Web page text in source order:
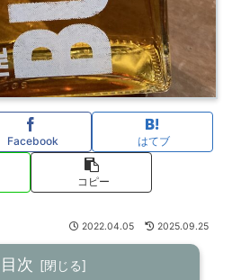
Facebook はてブ
コピー
2022.04.05 2025.09.25
目次